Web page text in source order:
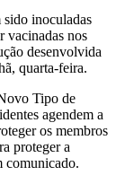
sido inoculadas
vacinadas nos
desenvolvida
quarta-feira.
Tipo de
agendem a
os membros
proteger a
comunicado.